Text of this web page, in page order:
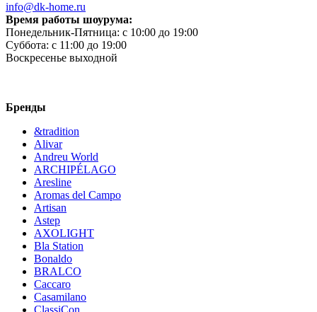
info@dk-home.ru
Время работы шоурума:
Понедельник-Пятница: c 10:00 до 19:00
Суббота: c 11:00 до 19:00
Воскресенье выходной
Бренды
&tradition
Alivar
Andreu World
ARCHIPÉLAGO
Aresline
Aromas del Campo
Artisan
Astep
AXOLIGHT
Bla Station
Bonaldo
BRALCO
Caccaro
Casamilano